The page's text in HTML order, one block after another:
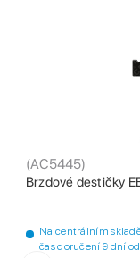
Brzdové destičky
(AC5445)
Na centrálním
čas doručení 9 dní